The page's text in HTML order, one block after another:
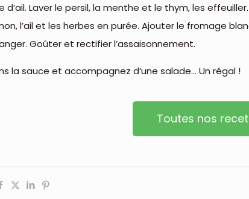
d’ail. Laver le persil, la menthe et le thym, les
l’ail et les herbes en purée. Ajouter le fromage
Goûter et rectifier l’assaisonnement.
la sauce et accompagnez d’une salade… Un régal !
Toutes nos